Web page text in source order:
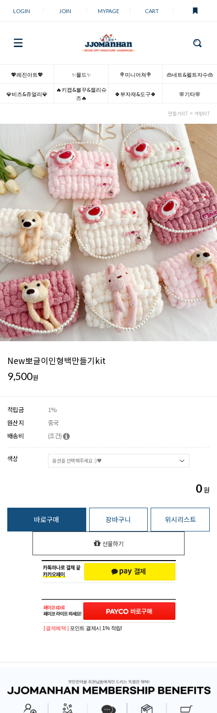
LOGIN JOIN MYPAGE CART
💖레진아트💖 ✨몰드✨ 🍭미니어쳐🍭 👜네트&펠트자수👜
💎비즈&쥬얼리💎
🔥키캡&볼꾸&젤리슈
즈🔥
🍀부자재&도구🍀 🌸기타🌸
만들기KIT 가방KIT
New뽀글이인형백만들기kit
9,500원
적립금
1%
원산지
중국
배송비
(조건)
색상
0 원
바로구매 장바구니 위시리스트
선물하기
[ 결제혜택 ] 포인트 결제시 1% 적립!